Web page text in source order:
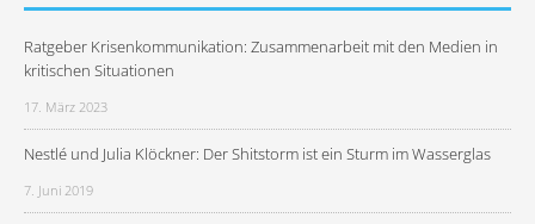
Ratgeber Krisenkommunikation: Zusammenarbeit mit den Medien in
kritischen Situationen
17. März 2023
Nestlé und Julia Klöckner: Der Shitstorm ist ein Sturm im Wasserglas
7. Juni 2019